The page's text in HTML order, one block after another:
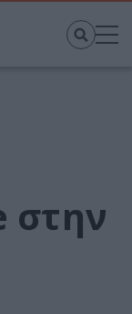
στην